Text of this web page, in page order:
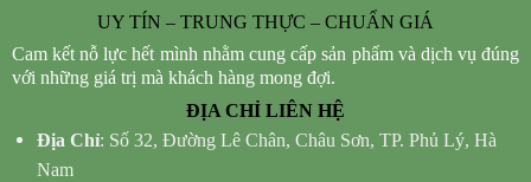
UY TÍN – TRUNG THỰC – CHUẨN GIÁ
Cam kết nỗ lực hết mình nhằm cung cấp sản phẩm và dịch vụ đúng
với những giá trị mà khách hàng mong đợi.
ĐỊA CHỈ LIÊN HỆ
Địa Chỉ: Số 32, Đường Lê Chân, Châu Sơn, TP. Phủ Lý, Hà
Nam